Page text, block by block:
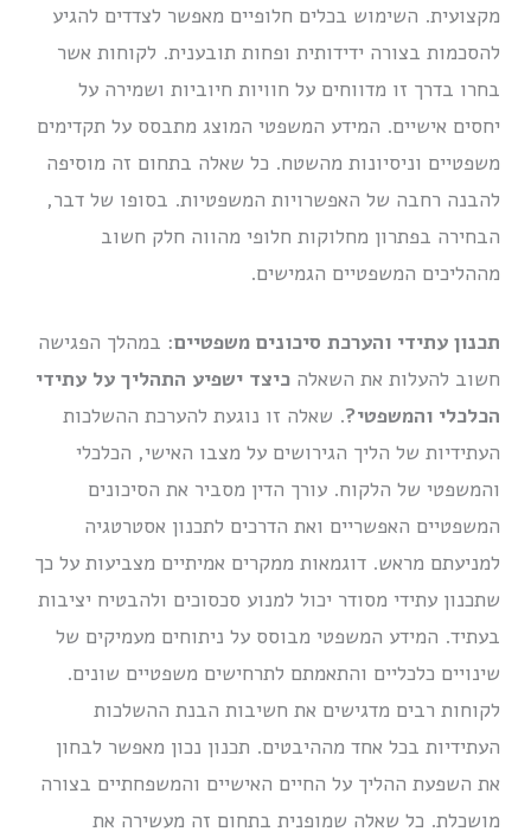
מקצועית. השימוש בכלים חלופיים מאפשר לצדדים להגיע
להסכמות בצורה ידידותית ופחות תובענית. לקוחות אשר
בחרו בדרך זו מדווחים על חוויות חיוביות ושמירה על
יחסים אישיים. המידע המשפטי המוצג מתבסס על תקדימים
משפטיים וניסיונות מהשטח. כל שאלה בתחום זה מוסיפה
להבנה רחבה של האפשרויות המשפטיות. בסופו של דבר,
הבחירה בפתרון מחלוקות חלופי מהווה חלק חשוב
מההליכים המשפטיים הגמישים.
תכנון עתידי והערכת סיכונים משפטיים: במהלך הפגישה
חשוב להעלות את השאלהכיצד ישפיע התהליך על עתידי
הכלכלי והמשפטי?. שאלה זו נוגעת להערכת ההשלכות
העתידיות של הליך הגירושים על מצבו האישי, הכלכלי
והמשפטי של הלקוח. עורך הדין מסביר את הסיכונים
המשפטיים האפשריים ואת הדרכים לתכנון אסטרטגיה
למניעתם מראש. דוגמאות ממקרים אמיתיים מצביעות על כך
שתכנון עתידי מסודר יכול למנוע סכסוכים ולהבטיח יציבות
בעתיד. המידע המשפטי מבוסס על ניתוחים מעמיקים של
שינויים כלכליים והתאמתם לתרחישים משפטיים שונים.
לקוחות רבים מדגישים את חשיבות הבנת ההשלכות
העתידיות בכל אחד מההיבטים. תכנון נכון מאפשר לבחון
את השפעת ההליך על החיים האישיים והמשפחתיים בצורה
מושכלת. כל שאלה שמופנית בתחום זה מעשירה את